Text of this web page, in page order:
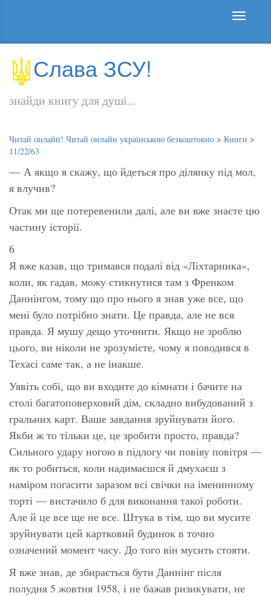
Слава ЗСУ!
знайди книгу для душі...
Читай онлайн! Читай онлайн українською безкоштовно > Книги >
11/22/63
— А якщо я скажу, що йдеться про ділянку під мол,
я влучив?
Отак ми ще потеревенили далі, але ви вже знаєте цю
частину історії.
6
Я вже казав, що тримався подалі від «Ліхтарника»,
коли, як гадав, можу стикнутися там з Френком
Даннінгом, тому що про нього я знав уже все, що
мені було потрібно знати. Це правда, але не вся
правда. Я мушу дещо уточнити. Якщо не зроблю
цього, ви ніколи не зрозумієте, чому я поводився в
Техасі саме так, а не інакше.
Уявіть собі, що ви входите до кімнати і бачите на
столі багатоповерховий дім, складно вибудований з
гральних карт. Ваше завдання зруйнувати його.
Якби ж то тільки це, це зробити просто, правда?
Сильного удару ногою в підлогу чи повіву повітря —
як то робиться, коли надимаєшся й дмухаєш з
наміром погасити заразом всі свічки на іменинному
торті — вистачило б для виконання такої роботи.
Але й це все ще не все. Штука в тім, що ви мусите
зруйнувати цей картковий будинок в точно
означений момент часу. До того він мусить стояти.
Я вже знав, де збирається бути Даннінг після
полудня 5 жовтня 1958, і не бажав ризикувати, не